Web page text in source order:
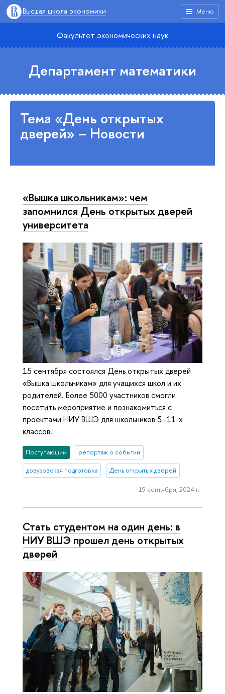
Меню
Высшая школа экономики
Факультет экономических наук
Департамент математики
Тема «День открытых
дверей» – Новости
«Вышка школьникам»: чем
запомнился День открытых дверей
университета
15 сентября состоялся День открытых дверей
«Вышка школьникам» для учащихся школ и их
родителей. Более 5000 участников смогли
посетить мероприятие и познакомиться с
проектами НИУ ВШЭ для школьников 5–11-х
классов.
Поступающим репортаж о событии
довузовская подготовка День открытых дверей
19 сентября, 2024 г.
Стать студентом на один день: в
НИУ ВШЭ прошел день открытых
дверей